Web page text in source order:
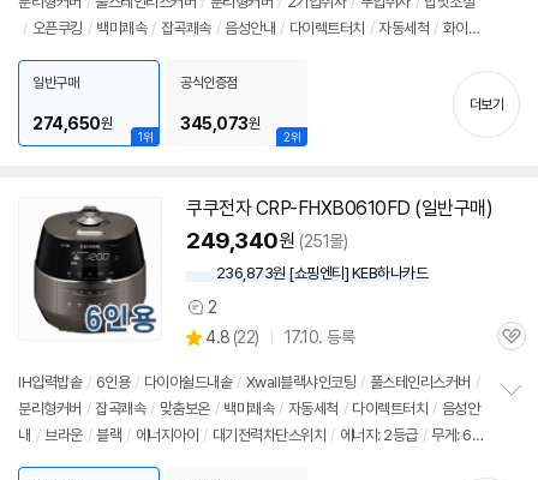
/ 오픈쿠킹 / 백미쾌속 / 잡곡쾌속 / 음성안내 / 다이렉트터치 / 자동세척 / 화이
(가로x세로x깊이): 262x260x380mm
기
1위
일반구매
274,650원
2위
공식인증점
345,073원
더보기
쿠쿠전자 CRP-FHXB0610FD (일반구매)
249,340원 (251몰)
236,873원 [쇼핑엔티] KEB하나카드
상
품
견
2
별
점
4.8 (상
리
뷰
22) 17.10. 등록
관
IH압력밥솥 / 6인용 / 다이아쉴드내솥 / Xwall블랙샤인코팅 / 풀스테인리스커버 /
분리형커버 / 잡곡쾌속 / 맞춤보온 / 백미쾌속 / 자동세척 / 다이렉트터치 / 음성안
내 / 브라운 / 블랙 / 에너지아이 / 대기전력차단스위치 / 에너지: 2등급 / 무게: 6.2